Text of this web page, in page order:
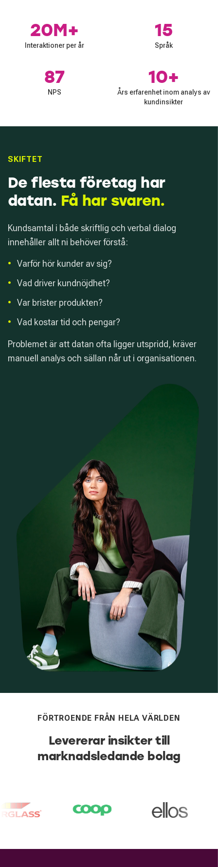
20M+
Interaktioner per år
15
Språk
87
NPS
10+
Års erfarenhet inom analys av
kundinsikter
SKIFTET
De flesta företag har
datan. Få har svaren.
Kundsamtal i både skriftlig och verbal dialog
innehåller allt ni behöver förstå:
•
Varför hör kunder av sig?
•
Vad driver kundnöjdhet?
•
Var brister produkten?
•
Vad kostar tid och pengar?
Problemet är att datan ofta ligger utspridd, kräver
manuell analys och sällan når ut i organisationen.
FÖRTROENDE FRÅN HELA VÄRLDEN
Levererar insikter till
marknadsledande bolag